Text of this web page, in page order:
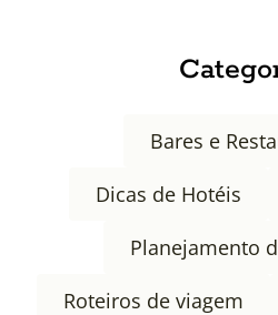
Bares e
Dicas de Hotéis
Planejamento
Roteiros de viagem